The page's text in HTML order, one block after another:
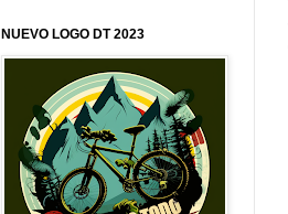
NUEVO LOGO DT 2023